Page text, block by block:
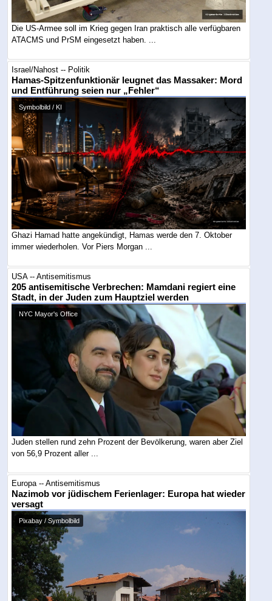
Die US-Armee soll im Krieg gegen Iran praktisch alle verfügbaren
ATACMS und PrSM eingesetzt haben. ...
Israel/Nahost -- Politik
Hamas-Spitzenfunktionär leugnet das Massaker: Mord
und Entführung seien nur „Fehler“
Symbolbild / KI
Ghazi Hamad hatte angekündigt, Hamas werde den 7. Oktober
immer wiederholen. Vor Piers Morgan ...
USA -- Antisemitismus
205 antisemitische Verbrechen: Mamdani regiert eine
Stadt, in der Juden zum Hauptziel werden
NYC Mayor's Office
Juden stellen rund zehn Prozent der Bevölkerung, waren aber Ziel
von 56,9 Prozent aller ...
Europa -- Antisemitismus
Nazimob vor jüdischem Ferienlager: Europa hat wieder
versagt
Pixabay / Symbolbild